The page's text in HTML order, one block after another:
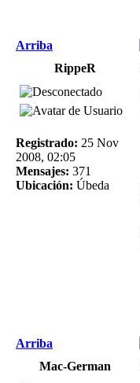
Arriba
RippeR
Registrado: 25 Nov
2008, 02:05
Mensajes: 371
Ubicación: Úbeda
Arriba
Mac-German